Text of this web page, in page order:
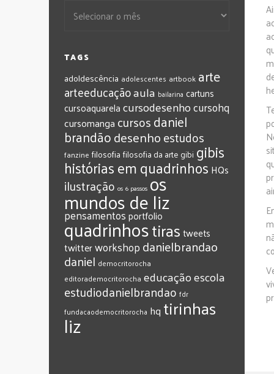
TAGS
adoldescência adolescentes artbook arte
arteeducaçãoaula bailarina cartuns
cursoaquarelacursodesenhocursohq
cursomanga cursosdaniel
brandãodesenhoestudos
fanzine filosofia filosofia da arte gibi gibis
histórias em quadrinhos HQs
ilustração os 6 passos os
mundos de liz
pensamentosportfolio
quadrinhostirastweets
twitterworkshop‎danielbrandao‬
‎daniel‬ ‎democritorocha
‎editorademocritorocha ‎educação‎escola
‎estudiodanielbrandao ‎fdr
‎fundacaodemocritorocha ‎hq ‎tirinhas
‪‎liz